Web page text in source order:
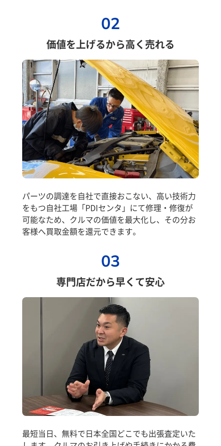
02
価値を上げるから高く売れる
パーツの調達を自社で直接おこない、高い技術力
をもつ自社工場「PDIセンタ」にて修理・修復が
可能なため、クルマの価値を最大化し、その分お
客様へ買取金額を還元できます。
03
専門店だから早くて安心
最短当日、無料で日本全国どこでも出張査定いた